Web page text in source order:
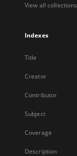
View all collections
Indexes
Title
Creator
Contributor
Subject
Coverage
Description